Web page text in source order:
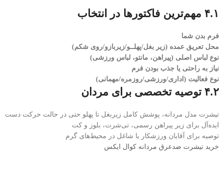
۴.۱ مهم‌ترین فاکتورها در انتخاب
فرم بدن شما
محل تعریق عمده (زیر بغل/پهلــو/زیربازو/روی شکم)
نوع لباس اصلی (پیراهن، مانتو، لباس ورزشی)
نیاز به راحتی یا جذب بودن فرم
نوع فعالیت (اداری/ورزشی/روزمره/مهمانی)
۴.۲ توصیه تخصصی برای مردان
تیشرت مدل مردانه، پوشش کامل زیربغل تا پهلو حتی در حالت حرکت دست
ایده‌آل برای زیر پیراهن رسمی، تی‌شرت، بلوز و کت
توصیه برای آقایان ورزشکار یا شاغل در محیط‌های گرم
خرید تیشرت ضدعرق مردانه کوال ایکس